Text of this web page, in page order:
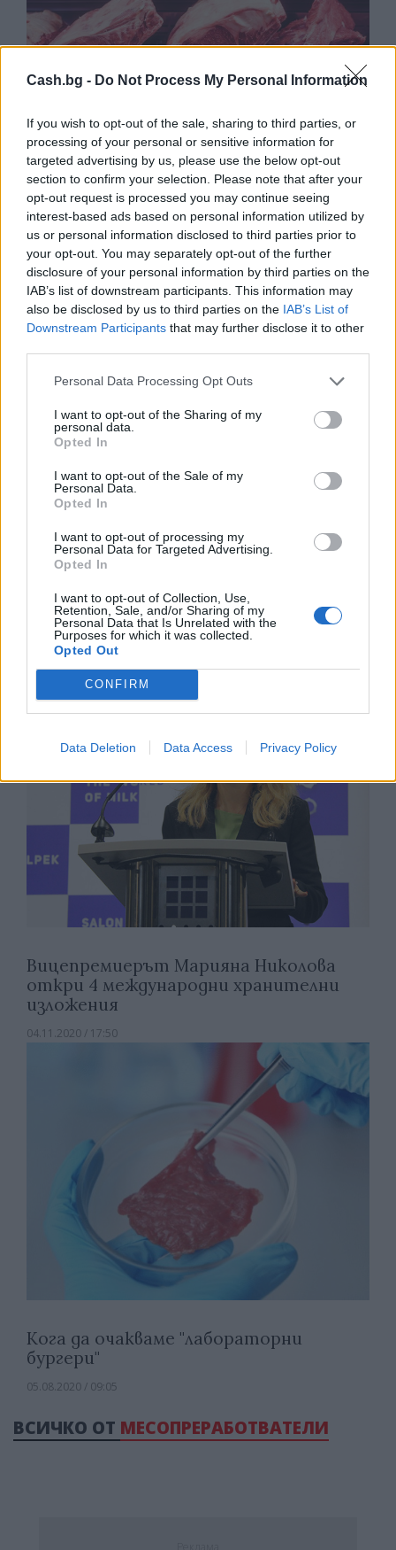
Cash.bg - Do Not Process My Personal Information
If you wish to opt-out of the sale, sharing to third parties, or
processing of your personal or sensitive information for
targeted advertising by us, please use the below opt-out
section to confirm your selection. Please note that after your
opt-out request is processed you may continue seeing
interest-based ads based on personal information utilized by
us or personal information disclosed to third parties prior to
your opt-out. You may separately opt-out of the further
disclosure of your personal information by third parties on the
IAB’s list of downstream participants. This information may
also be disclosed by us to third parties on the IAB’s List of
Downstream Participants that may further disclose it to other
Personal Data Processing Opt Outs
I want to opt-out of the Sharing of my
personal data.
Opted In
I want to opt-out of the Sale of my
Personal Data.
Opted In
I want to opt-out of processing my
Personal Data for Targeted Advertising.
Opted In
I want to opt-out of Collection, Use,
Retention, Sale, and/or Sharing of my
Personal Data that Is Unrelated with the
Purposes for which it was collected.
Opted Out
CONFIRM
Data Deletion Data Access Privacy Policy
Акценти от Седмата международна
аграрна конференция
06.11.2020 / 08:37
Козевъди и овцевъди получиха над 24
млн лева
06.11.2020 / 08:25
Вицепремиерът Марияна Николова
откри 4 международни хранителни
изложения
04.11.2020 / 17:50
Кога да очакваме "лабораторни
бургери"
05.08.2020 / 09:05
ВСИЧКО ОТ МЕСОПРЕРАБОТВАТЕЛИ